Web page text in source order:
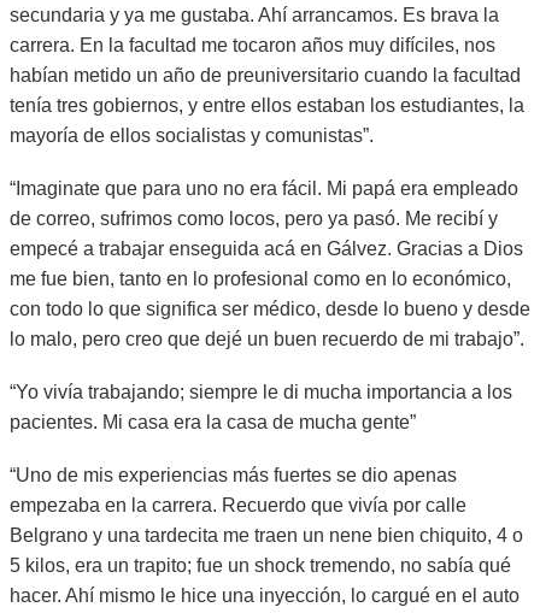
secundaria y ya me gustaba. Ahí arrancamos. Es brava la
carrera. En la facultad me tocaron años muy difíciles, nos
habían metido un año de preuniversitario cuando la facultad
tenía tres gobiernos, y entre ellos estaban los estudiantes, la
mayoría de ellos socialistas y comunistas”.
“Imaginate que para uno no era fácil. Mi papá era empleado
de correo, sufrimos como locos, pero ya pasó. Me recibí y
empecé a trabajar enseguida acá en Gálvez. Gracias a Dios
me fue bien, tanto en lo profesional como en lo económico,
con todo lo que significa ser médico, desde lo bueno y desde
lo malo, pero creo que dejé un buen recuerdo de mi trabajo”.
“Yo vivía trabajando; siempre le di mucha importancia a los
pacientes. Mi casa era la casa de mucha gente”
“Uno de mis experiencias más fuertes se dio apenas
empezaba en la carrera. Recuerdo que vivía por calle
Belgrano y una tardecita me traen un nene bien chiquito, 4 o
5 kilos, era un trapito; fue un shock tremendo, no sabía qué
hacer. Ahí mismo le hice una inyección, lo cargué en el auto